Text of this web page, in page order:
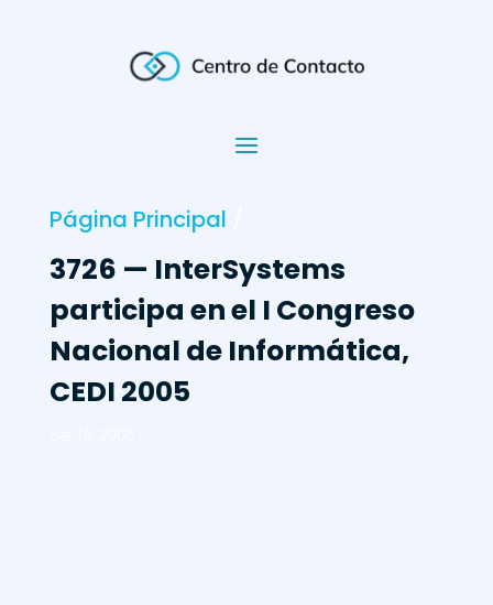
Página Principal
3726 — InterSystems
participa en el I Congreso
Nacional de Informática,
CEDI 2005